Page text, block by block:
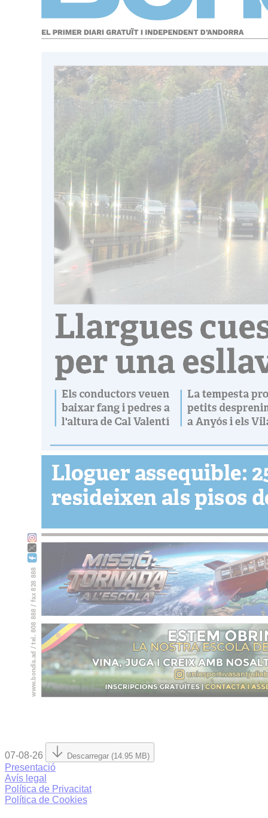
07-08-26 Descarregar (14.95 MB)
Presentació
Avís legal
Política de Privacitat
Política de Cookies